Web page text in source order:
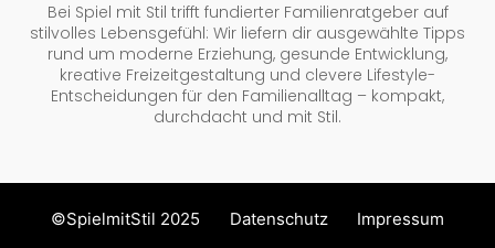
Bei Spiel mit Stil trifft fundierter Familienratgeber auf
stilvolles Lebensgefühl: Wir liefern dir ausgewählte Tipps
rund um moderne Erziehung, gesunde Entwicklung,
kreative Freizeitgestaltung und clevere Lifestyle-
Entscheidungen für den Familienalltag – kompakt,
durchdacht und mit Stil.
©SpielmitStil 2025 Datenschutz Impressum